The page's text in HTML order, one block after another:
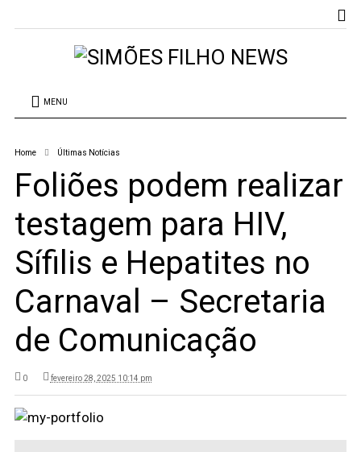
MENU
Home Últimas Notícias
Foliões podem realizar
testagem para HIV,
Sífilis e Hepatites no
Carnaval – Secretaria
de Comunicação
0 fevereiro 28, 2025 10:14 pm